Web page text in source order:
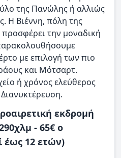
της Πανώλης ή αλλιώς
Η Βιέννη, πόλη της
την μοναδική
με επιλογή των πιο
και Μότσαρτ.
ή χρόνος ελεύθερος
εκδρομή
- 65€ ο
έως 12 ετών)